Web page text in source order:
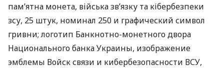
пам’ятна монета, війська зв’язку та кібербезпеки
зсу, 25 штук, номинал 250 и графический символ
гривни; логотип Банкнотно-монетного двора
Национального банка Украины, изображение
эмблемы Войск связи и кибербезопасности ВСУ,